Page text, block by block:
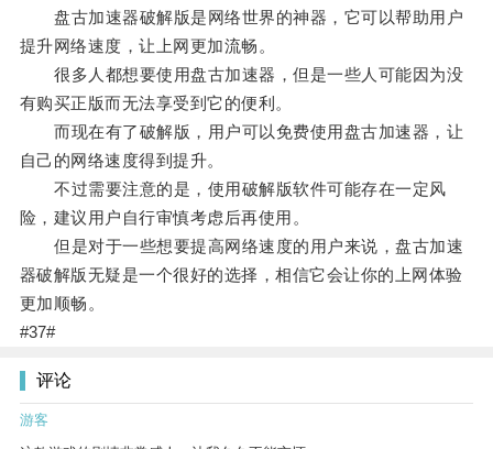
盘古加速器破解版是网络世界的神器，它可以帮助用户
提升网络速度，让上网更加流畅。
很多人都想要使用盘古加速器，但是一些人可能因为没
有购买正版而无法享受到它的便利。
而现在有了破解版，用户可以免费使用盘古加速器，让
自己的网络速度得到提升。
不过需要注意的是，使用破解版软件可能存在一定风
险，建议用户自行审慎考虑后再使用。
但是对于一些想要提高网络速度的用户来说，盘古加速
器破解版无疑是一个很好的选择，相信它会让你的上网体验
更加顺畅。
#37#
评论
游客